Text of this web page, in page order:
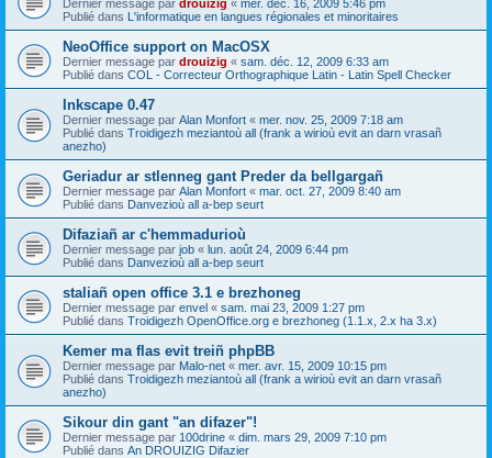
Dernier message par drouizig « mer. déc. 16, 2009 5:46 pm
Publié dans L'informatique en langues régionales et minoritaires
NeoOffice support on MacOSX
Dernier message par drouizig « sam. déc. 12, 2009 6:33 am
Publié dans COL - Correcteur Orthographique Latin - Latin Spell Checker
Inkscape 0.47
Dernier message par Alan Monfort « mer. nov. 25, 2009 7:18 am
Publié dans Troidigezh meziantoù all (frank a wirioù evit an darn vrasañ
anezho)
Geriadur ar stlenneg gant Preder da bellgargañ
Dernier message par Alan Monfort « mar. oct. 27, 2009 8:40 am
Publié dans Danvezioù all a-bep seurt
Difaziañ ar c'hemmadurioù
Dernier message par job « lun. août 24, 2009 6:44 pm
Publié dans Danvezioù all a-bep seurt
staliañ open office 3.1 e brezhoneg
Dernier message par envel « sam. mai 23, 2009 1:27 pm
Publié dans Troidigezh OpenOffice.org e brezhoneg (1.1.x, 2.x ha 3.x)
Kemer ma flas evit treiñ phpBB
Dernier message par Malo-net « mer. avr. 15, 2009 10:15 pm
Publié dans Troidigezh meziantoù all (frank a wirioù evit an darn vrasañ
anezho)
Sikour din gant "an difazer"!
Dernier message par 100drine « dim. mars 29, 2009 7:10 pm
Publié dans An DROUIZIG Difazier